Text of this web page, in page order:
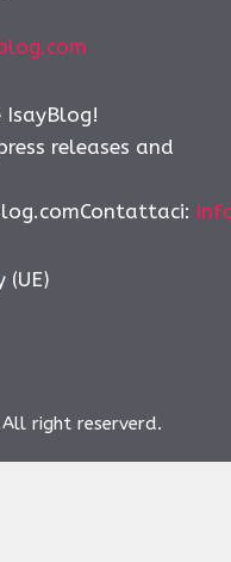
releases and
(UE)
right reserverd.